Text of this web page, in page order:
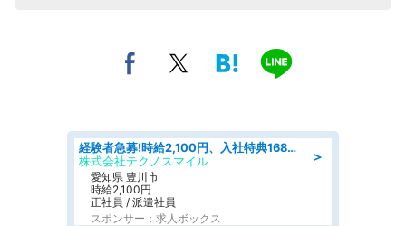
＞
経験者急募!時給2,100円、入社特典168万円の自動車製造業務/トヨタ自動車/tutumi
株式会社テクノスマイル
愛知県 豊川市
時給2,100円
正社員 / 派遣社員
スポンサー：求人ボックス